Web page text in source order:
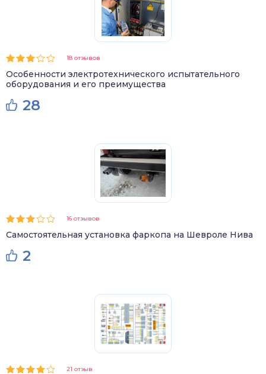
18 отзывов
Особенности электротехнического испытательного
оборудования и его преимущества
28
16 отзывов
Самостоятельная установка фаркопа на Шевроле Нива
2
21 отзыв